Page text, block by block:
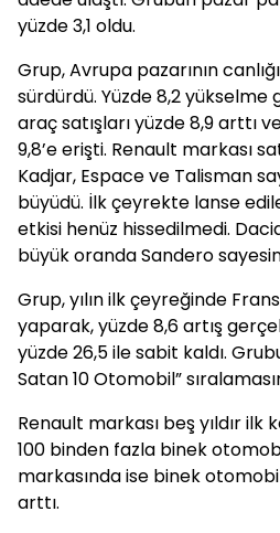
yüzde 3,1 oldu.
Grup, Avrupa pazarının
sürdürdü. Yüzde 8,2
araç satışları yüzde 8,9 arttı
9,8’e erişti. Renault markası
Kadjar, Espace ve Talisman
büyüdü. İlk çeyrekte lanse
etkisi henüz hissedilmedi.
büyük oranda Sandero
Grup, yılın ilk çeyreğinde
yaparak, yüzde 8,6 artış
yüzde 26,5 ile sabit kaldı.
Satan 10 Otomobil”
Renault markası beş yıldır ilk
100 binden fazla binek
markasında ise binek
arttı.